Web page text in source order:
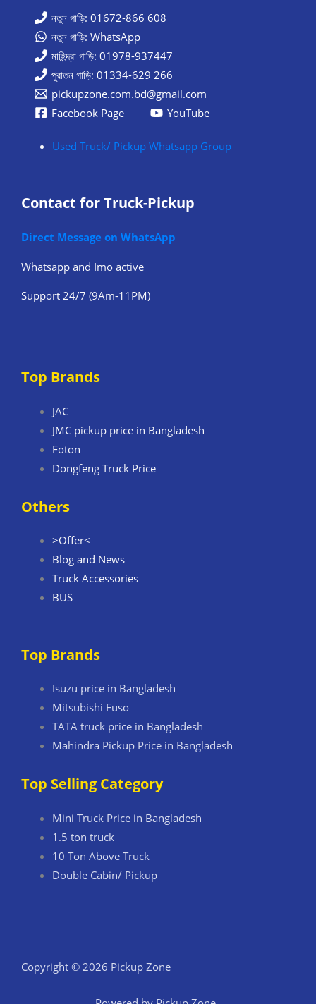
নতুন গাড়ি: 01672-866 608
নতুন গাড়ি: WhatsApp
মাহিন্দ্রা গাড়ি: 01978-937447
পুরাতন গাড়ি: 01334-629 266
pickupzone.com.bd@gmail.com
Facebook Page
YouTube
Used Truck/ Pickup Whatsapp Group
Contact for Truck-Pickup
Direct Message on WhatsApp
Whatsapp and Imo active
Support 24/7 (9Am-11PM)
Top Brands
JAC
JMC pickup price in Bangladesh
Foton
Dongfeng Truck Price
Others
>Offer<
Blog and News
Truck Accessories
BUS
Top Brands
Isuzu price in Bangladesh
Mitsubishi Fuso
TATA truck price in Bangladesh
Mahindra Pickup Price in Bangladesh
Top Selling Category
Mini Truck Price in Bangladesh
1.5 ton truck
10 Ton Above Truck
Double Cabin/ Pickup
Copyright © 2026 Pickup Zone